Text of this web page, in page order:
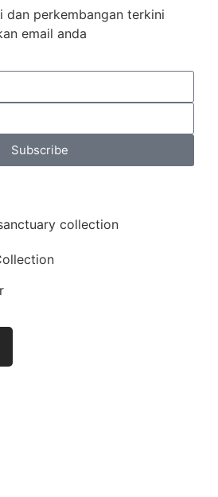
dan perkembangan terkini
email anda
Subscribe